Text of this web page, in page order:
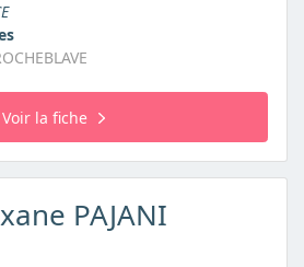
Voir la fiche
PAJANI